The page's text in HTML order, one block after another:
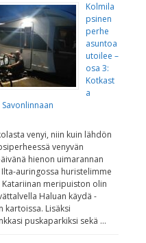
Kolmila
psinen
perhe
asuntoa
utoilee –
osa 3:
Kotkast
a
venyi, niin kuin lähdön
venyvän
hienon uimarannan
auringossa huristelimme
Katariinan meripuiston olin
Haluan käydä -
kartoissa. Lisäksi
puskaparkiksi sekä …